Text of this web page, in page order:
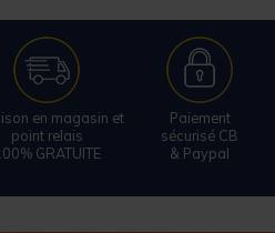
en magasin et
point relais
GRATUITE
Paiement
sécurisé CB
& Paypal